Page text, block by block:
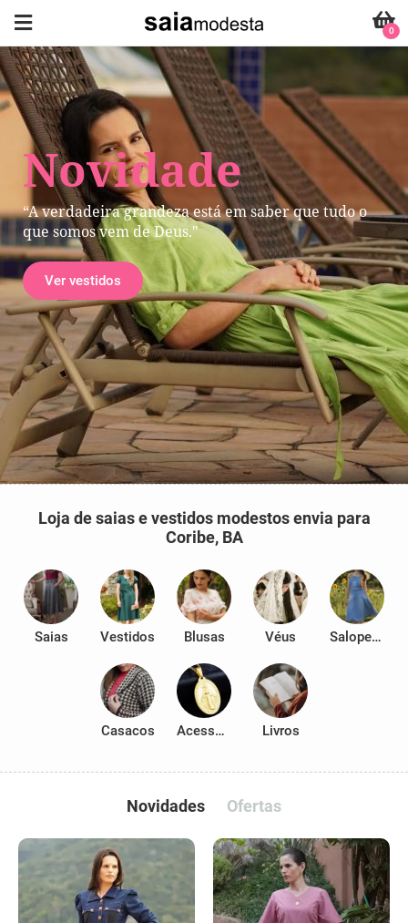
Novidade
“A verdadeira grandeza está em saber que tudo o
que somos vem de Deus."
Ver vestidos
0
Loja de saias e vestidos modestos envia para
Coribe, BA
Saias Vestidos Blusas Véus Salopetes
Casacos Acessórios Livros
Novidades Ofertas